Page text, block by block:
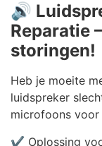
🔊
Reparatie
storingen!
Heb je moeite
luidspreker
microfoons
✔️ Oplossing